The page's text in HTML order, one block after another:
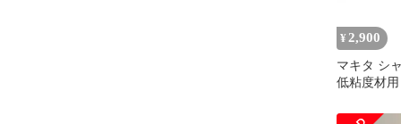
¥ 2,900
マキタ シ
低粘度材
正規品 純